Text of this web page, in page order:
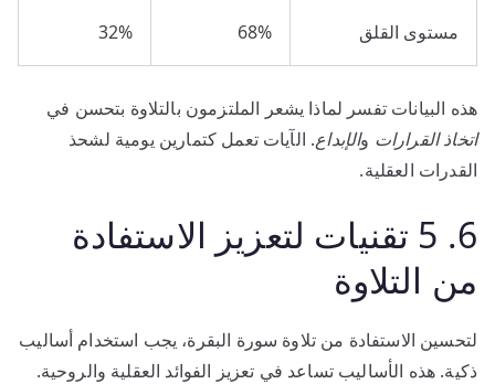
مستوى القلق 68%
32%
هذه البيانات تفسر لماذا يشعر الملتزمون بالتلاوة بتحسن في
اتخاذ القرارات والإبداع. الآيات تعمل كتمارين يومية لشحذ
القدرات العقلية.
6. 5 تقنيات لتعزيز الاستفادة
من التلاوة
لتحسين الاستفادة من تلاوة سورة البقرة، يجب استخدام أساليب
ذكية. هذه الأساليب تساعد في تعزيز الفوائد العقلية والروحية.